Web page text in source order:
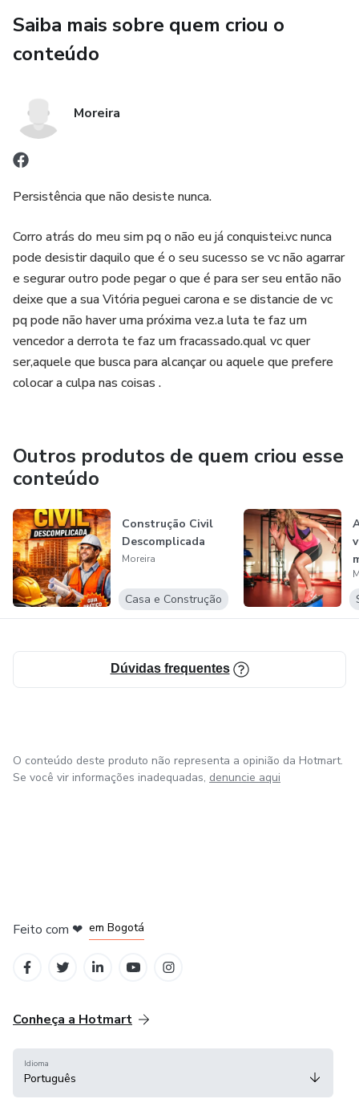
Saiba mais sobre quem criou o
conteúdo
Moreira
Persistência que não desiste nunca.
Corro atrás do meu sim pq o não eu já conquistei.vc nunca
pode desistir daquilo que é o seu sucesso se vc não agarrar
e segurar outro pode pegar o que é para ser seu então não
deixe que a sua Vitória peguei carona e se distancie de vc
pq pode não haver uma próxima vez.a luta te faz um
vencedor a derrota te faz um fracassado.qual vc quer
ser,aquele que busca para alcançar ou aquele que prefere
colocar a culpa nas coisas .
Outros produtos de quem criou esse
conteúdo
Construção Civil
Descomplicada
Moreira
Casa e Construção
Dúvidas frequentes
O conteúdo deste produto não representa a opinião da Hotmart.
Se você vir informações inadequadas, denuncie aqui
Feito com ❤ em Bogotá
Conheça a Hotmart
Idioma
Português